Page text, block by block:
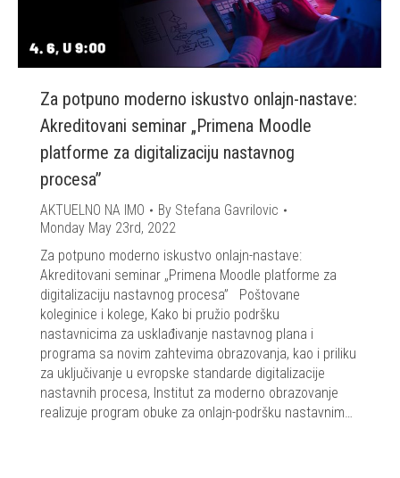
Za potpuno moderno iskustvo onlajn-nastave:
Akreditovani seminar „Primena Moodle
platforme za digitalizaciju nastavnog
procesa”
AKTUELNO NA IMO By Stefana Gavrilovic
Monday May 23rd, 2022
Za potpuno moderno iskustvo onlajn-nastave:
Akreditovani seminar „Primena Moodle platforme za
digitalizaciju nastavnog procesa” Poštovane
koleginice i kolege, Kako bi pružio podršku
nastavnicima za usklađivanje nastavnog plana i
programa sa novim zahtevima obrazovanja, kao i priliku
za uključivanje u evropske standarde digitalizacije
nastavnih procesa, Institut za moderno obrazovanje
realizuje program obuke za onlajn-podršku nastavnim…